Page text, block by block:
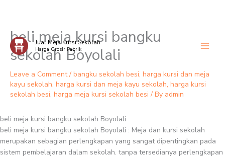
Skip
content
Jual Meja Kursi Sekolah
Harga Grosir Pabrik
beli meja kursi bangku
sekolah Boyolali
Leave a Comment / bangku sekolah besi, harga kursi dan meja
kayu sekolah, harga kursi dan meja kayu sekolah, harga kursi
sekolah besi, harga meja kursi sekolah besi / By admin
beli meja kursi bangku sekolah Boyolali
beli meja kursi bangku sekolah Boyolali : Meja dan kursi sekolah
merupakan sebagian perlengkapan yang sangat dipentingkan pada
sistem pembelajaran dalam sekolah. tanpa tersedianya perlengkapan